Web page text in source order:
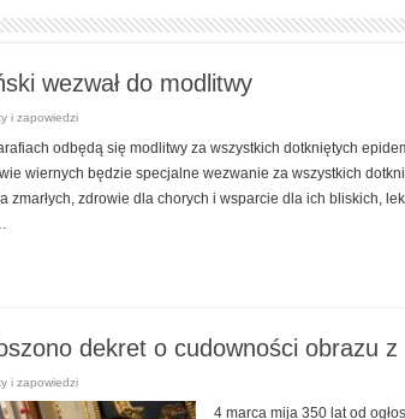
wezwał do modlitwy
i zapowiedzi
odbędą się modlitwy za wszystkich dotkniętych
wiernych będzie specjalne wezwanie za wszystkich
zmarłych, zdrowie dla chorych i wsparcie dla ich bliskich,
dekret o cudowności obrazu z
i zapowiedzi
4 marca mija 350 lat od